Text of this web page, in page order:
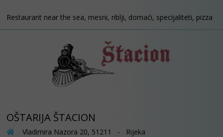
Restaurant near the sea, mesni, riblji, domaći, specijaliteti, pizza
OŠTARIJA ŠTACION
Vladimira Nazora 20, 51211 - Rijeka